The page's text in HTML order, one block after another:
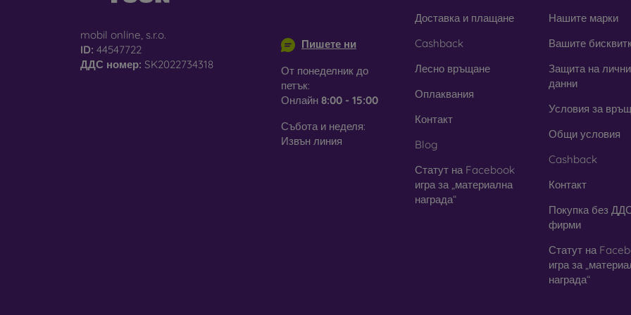
Защитни фолиа за мобилен
Освен закалени стъкла, можете да използвате и
предлага толкова висока степен на защита като стъклото. Използва
поставянето на стъкло е по-трудно. Благодарение на тънкия си
калъфи. В съчетание със защитен калъф осигурява достатъчно добро
Независимо дали изберете фолио или някой от видовете защитни
модел на вашия смартфон. В нашия онлайн магазинFOONще
стъкла за мобилни телефони.
mobil online, s.r.o.
ID: 44547722
ДДС ​​номер: SK2022734318
Пишете ни
От понеделник до
петък:
Онлайн 8:00 - 15:00
Събота и неделя:
Извън линия
Доставка и плащане
Cashback
Лесно връщане
Оплаквания
Контакт
Blog
Статут на Facebook
игра за „материална
награда“
Нашите марки
Вашите
Защита на
данни
Условия за
Общи условия
Cashback
Контакт
Покупка без
фирми
Статут на
игра за
награда“